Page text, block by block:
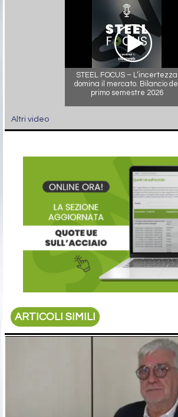
STEEL FOCUS – L’incertezza
domina il mercato. Bilancio del
primo semestre 2026
Altri video
ARTICOLI SIMILI